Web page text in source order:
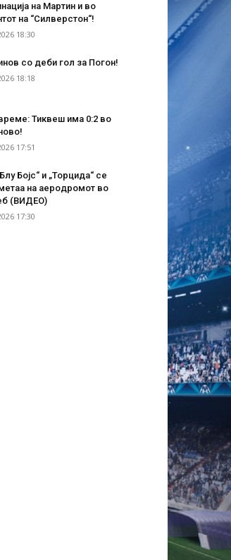
на Мартин и во
на “Силверстон“!
18:30
со деби гол за Погон!
18:18
Тиквеш има 0:2 во
17:51
Бојс“ и „Торцида“ се
на аеродромот во
(ВИДЕО)
17:30